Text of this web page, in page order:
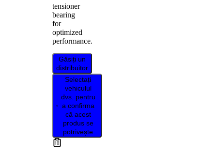
tensioner
bearing
for
optimized
performance.
Găsiți un
distribuitor
Selectați
vehiculul
dvs. pentru
a confirma
că acest
produs se
potrivește